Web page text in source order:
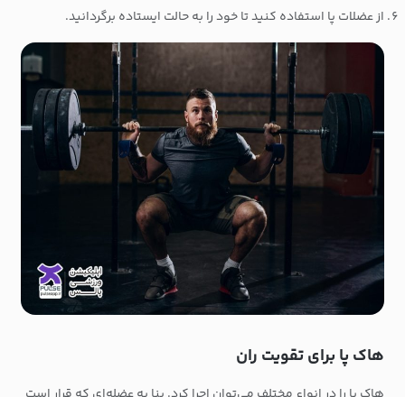
از عضلات پا استفاده کنید تا خود را به حالت ایستاده برگردانید.
هاک پا برای تقویت ران